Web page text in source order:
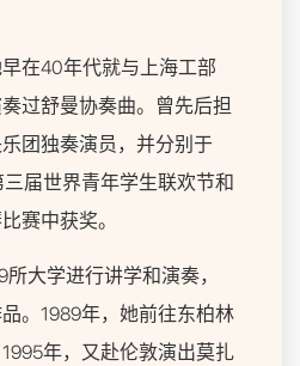
在40年代就与上海工部
过舒曼协奏曲。曾先后担
团独奏演员，并分别于
届世界青年学生联欢节和
赛中获奖。
大学进行讲学和演奏，
。1989年，她前往东柏林
年，又赴伦敦演出莫扎